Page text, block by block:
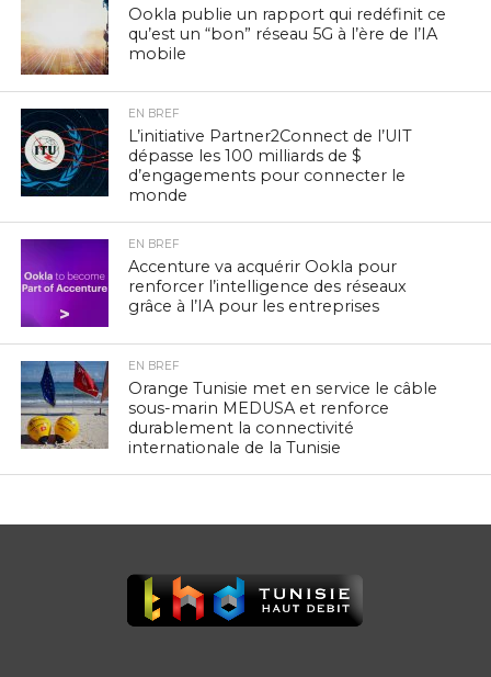
Ookla publie un rapport qui redéfinit ce
qu’est un “bon” réseau 5G à l’ère de l’IA
mobile
EN BREF
L’initiative Partner2Connect de l’UIT
dépasse les 100 milliards de $
d’engagements pour connecter le
monde
EN BREF
Accenture va acquérir Ookla pour
renforcer l’intelligence des réseaux
grâce à l’IA pour les entreprises
EN BREF
Orange Tunisie met en service le câble
sous-marin MEDUSA et renforce
durablement la connectivité
internationale de la Tunisie